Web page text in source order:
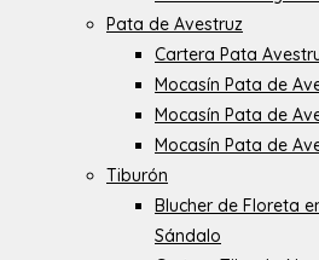
Pata de Avestruz
Cartera Pata
Mocasín Pata de
Mocasín Pata de
Mocasín Pata de
Tiburón
Blucher de Floreta
Sándalo